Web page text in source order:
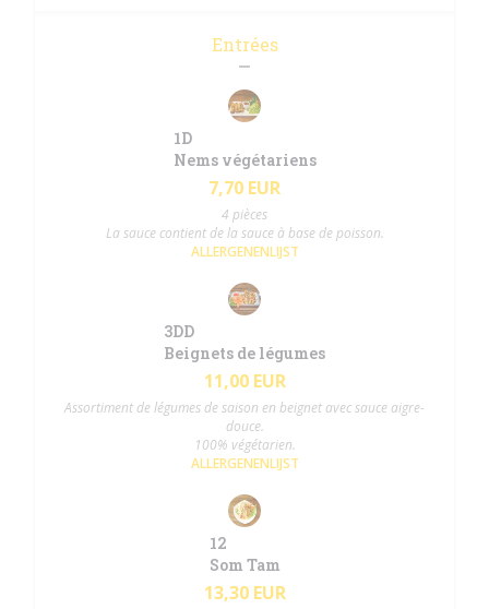
Entrées
1D
Nems végétariens
7,70 EUR
4 pièces
La sauce contient de la sauce à base de poisson.
ALLERGENENLIJST
3DD
Beignets de légumes
11,00 EUR
Assortiment de légumes de saison en beignet avec sauce aigre-
douce.
100% végétarien.
ALLERGENENLIJST
12
Som Tam
13,30 EUR